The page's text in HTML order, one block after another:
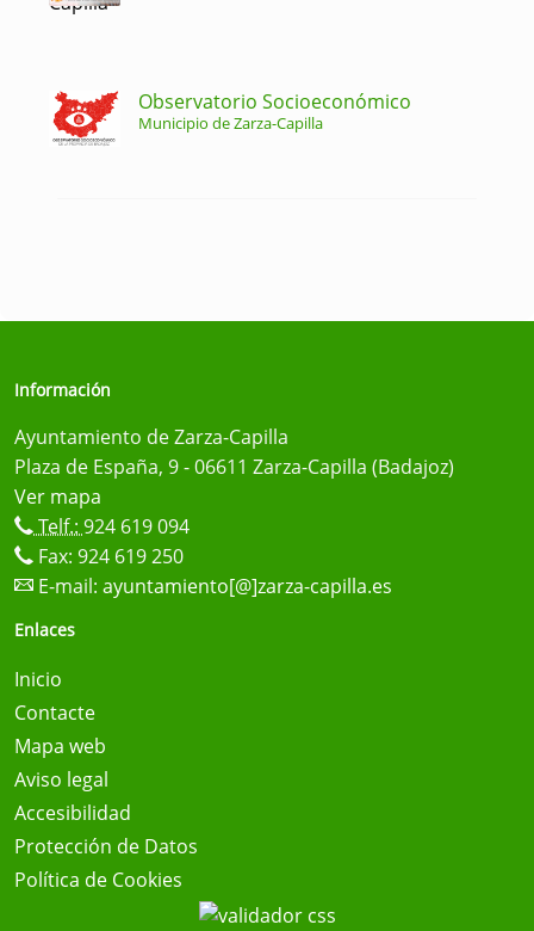
Observatorio Socioeconómico
Municipio de Zarza-Capilla
Información
Ayuntamiento de Zarza-Capilla
Plaza de España, 9 - 06611 Zarza-Capilla (Badajoz)
Ver mapa
Telf.: 924 619 094
Fax: 924 619 250
E-mail: ayuntamiento[@]zarza-capilla.es
Enlaces
Inicio
Contacte
Mapa web
Aviso legal
Accesibilidad
Protección de Datos
Política de Cookies